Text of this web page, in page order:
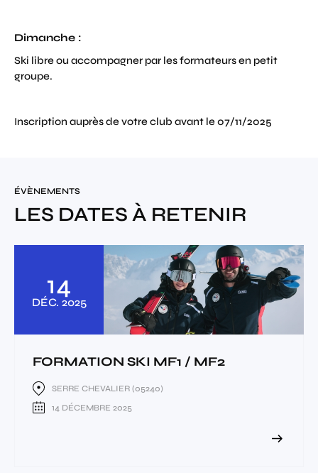
Dimanche :
Ski libre ou accompagner par les formateurs en petit
groupe.
Inscription auprès de votre club avant le 07/11/2025
ÉVÈNEMENTS
LES DATES À RETENIR
14
DÉC. 2025
FORMATION SKI MF1 / MF2
SERRE CHEVALIER (05240)
14 DÉCEMBRE 2025